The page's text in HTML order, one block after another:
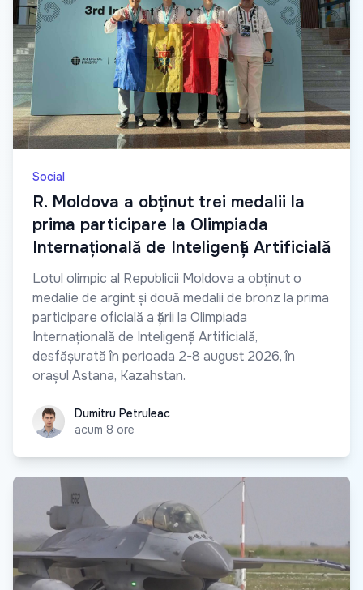
Social
R. Moldova a obținut trei medalii la
prima participare la Olimpiada
Internațională de Inteligență Artificială
Lotul olimpic al Republicii Moldova a obținut o
medalie de argint și două medalii de bronz la prima
participare oficială a țării la Olimpiada
Internațională de Inteligență Artificială,
desfășurată în perioada 2-8 august 2026, în
orașul Astana, Kazahstan.
Dumitru Petruleac
Dumitru Petruleac
acum 8 ore